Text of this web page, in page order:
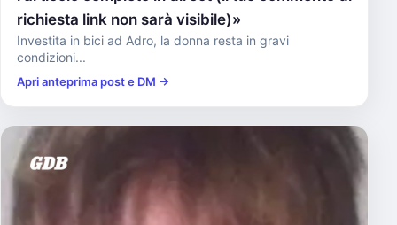
richiesta link non sarà visibile)»
Investita in bici ad Adro, la donna resta in gravi
condizioni...
Apri anteprima post e DM →